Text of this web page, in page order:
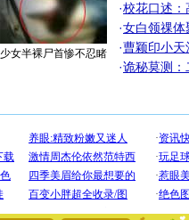
少女半裸尸首惨不忍睹
·校花口述：
·女白领祼体
·曹颖印小天
·诡秘莫测：
[圣诞节]
你太多，